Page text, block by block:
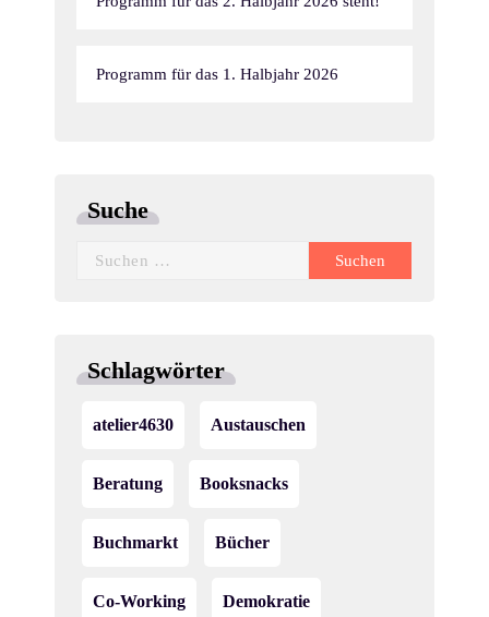
Programm für das 1. Halbjahr 2026
Suche
Suchen
Schlagwörter
atelier4630 Austauschen
Beratung Booksnacks
Buchmarkt Bücher
Co-Working Demokratie